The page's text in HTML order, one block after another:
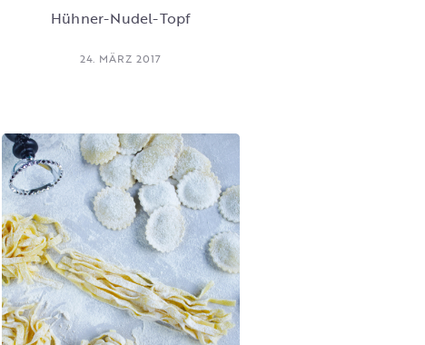
Hühner-Nudel-Topf
24. MÄRZ 2017